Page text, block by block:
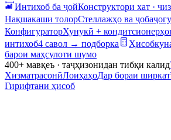
Интихоб ба ҷойКонструктори хат ·
Нақшакаши толорСтеллажҳо ва
КонфигураторХунукӣ + кондитсионерҳо
интихоб4 савол → подборка
барои маҳсулоти шумо
400+ мавқеъ · таҷҳизонидан тибқи калид
ХизматрасонӣЛоиҳаҳоДар бораи ширкат
Гирифтани ҳисоб